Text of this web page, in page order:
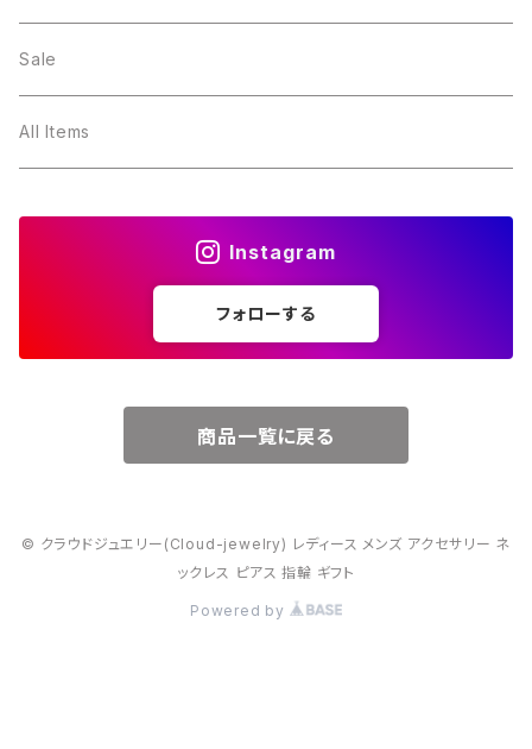
２月・アメジスト
３月・アクアマリン
～5000円
～10000円
Sale
All Items
Instagram
フォローする
商品一覧に戻る
© クラウドジュエリー(Cloud-jewelry) レディース メンズ アクセサリー ネ
ックレス ピアス 指輪 ギフト
Powered by